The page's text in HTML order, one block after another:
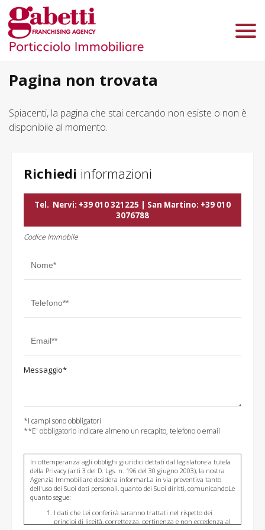
Chi Siamo
Immobili In Vendita
Immobili In Affitto
Lascia Una Richiesta
Contatti
Pagina non trovata
Spiacenti, la pagina che stai cercando non esiste o non è
disponibile al momento.
Richiedi informazioni
Tel. Nervi: +39 010 321225 | San Martino: +39 010
3076788
Codice Immobile
Messaggio*
*I campi sono obbligatori
**E' obbligatorio indicare almeno un recapito, telefono o email
In ottemperanza agli obblighi giuridici dettati dal legislatore a tutela
della Privacy (arti 3 del D. Lgs. n. 196 del 30 giugno 2003), la nostra
Agenzia Immobiliare desidera informarLa in via preventiva tanto
dell'uso dei Suoi dati personali, quanto dei Suoi diritti, comunicandoLe
quanto segue:
I dati che Lei conferirà saranno trattati nel rispetto dei
principi di liceità, correttezza, pertinenza e non eccedenza al